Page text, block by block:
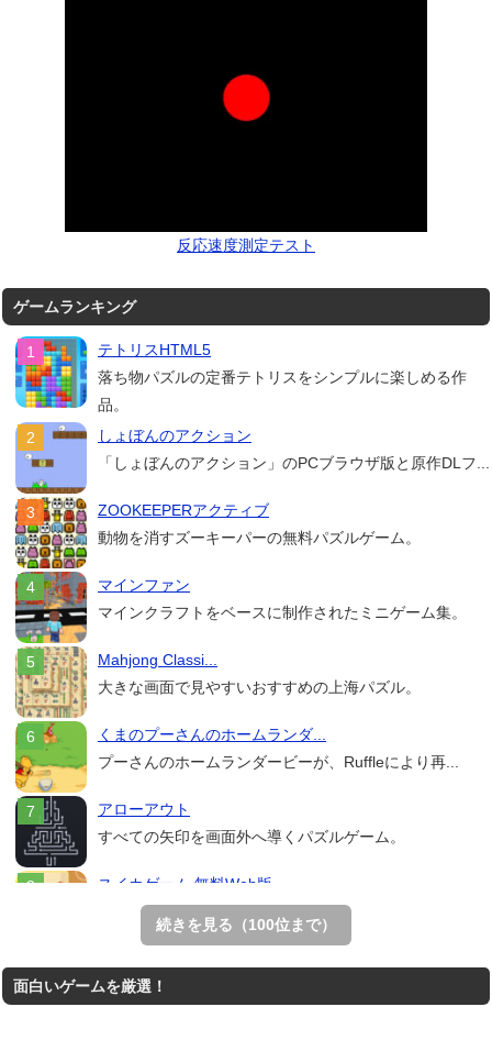
反応速度測定テスト
ゲームランキング
テトリスHTML5
落ち物パズルの定番テトリスをシンプルに楽しめる作
品。
しょぼんのアクション
「しょぼんのアクション」のPCブラウザ版と原作DLフ...
ZOOKEEPERアクティブ
動物を消すズーキーパーの無料パズルゲーム。
マインファン
マインクラフトをベースに制作されたミニゲーム集。
Mahjong Classi...
大きな画面で見やすいおすすめの上海パズル。
くまのプーさんのホームランダ...
プーさんのホームランダービーが、Ruffleにより再...
アローアウト
すべての矢印を画面外へ導くパズルゲーム。
スイカゲーム 無料Web版
スイカゲームをスクラッチで再現した無料Web版。
ホールを巨大に育成する落とし穴ゲーム。
続きを見る（100位まで）
面白いゲームを厳選！